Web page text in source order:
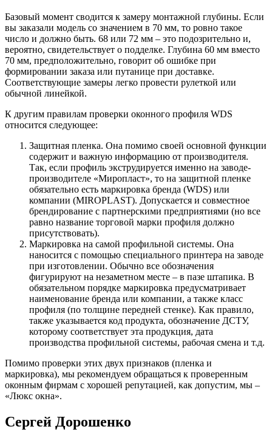
Базовый момент сводится к замеру монтажной глубины. Если
вы заказали модель со значением в 70 мм, то ровно такое
число и должно быть. 68 или 72 мм – это подозрительно и,
вероятно, свидетельствует о подделке. Глубина 60 мм вместо
70 мм, предположительно, говорит об ошибке при
формировании заказа или путанице при доставке.
Соответствующие замеры легко провести рулеткой или
обычной линейкой.
К другим правилам проверки оконного профиля WDS
относится следующее:
Защитная пленка. Она помимо своей основной функции
содержит и важную информацию от производителя.
Так, если профиль экструдируется именно на заводе-
производителе «Миропласт», то на защитной пленке
обязательно есть маркировка бренда (WDS) или
компании (MIROPLAST). Допускается и совместное
брендирование с партнерскими предприятиями (но все
равно название торговой марки профиля должно
присутствовать).
Маркировка на самой профильной системы. Она
наносится с помощью специального принтера на заводе
при изготовлении. Обычно все обозначения
фигурируют на незаметном месте – в пазе штапика. В
обязательном порядке маркировка предусматривает
наименование бренда или компании, а также класс
профиля (по толщине передней стенке). Как правило,
также указывается код продукта, обозначение ДСТУ,
которому соответствует эта продукция, дата
производства профильной системы, рабочая смена и т.д.
Помимо проверки этих двух признаков (пленка и
маркировка), мы рекомендуем обращаться к проверенным
оконным фирмам с хорошей репутацией, как допустим, мы –
«Люкс окна».
Сергей Дорошенко